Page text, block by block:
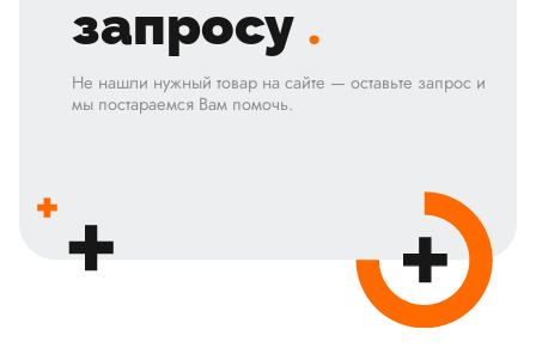
запросу .
Не нашли нужный товар на сайте — оставьте запрос и
мы постараемся Вам помочь.